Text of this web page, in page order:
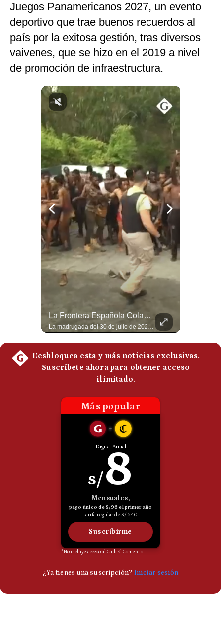
Mix
G de Gestión
Notas Contratadas
Podcast
Gestión TV
Fotogalerías
gestion.pe
Condiciones
Juegos Panamericanos 2027, un evento
deportivo que trae buenos recuerdos al
país por la exitosa gestión, tras diversos
vaivenes, que se hizo en el 2019 a nivel
de promoción de infraestructura.
La Frontera Española Colapsa ¿Qué Está Pasando En Ceuta? | Gestión Mundo